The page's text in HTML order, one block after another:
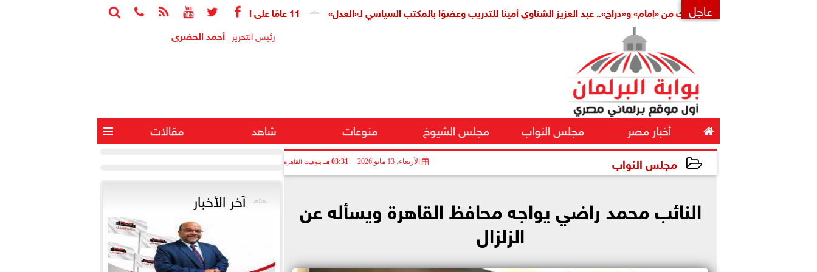





 عاجل 11 عامًا على افتتاح قناة السويس الجديدة.. النائبة مروة قنصوة: رؤية الدولة حولت الممر الملاحي إلى مركز اقتصادي عالمي بتكليف مشترك من «إمام» و«دراج».. عبد العزيز الشناوي أمينًا للتدريب وعضوًا بالمكتب السياسي لـ«العدل»
رئيس التحرير أحمد الحضرى
 أخبار مصر مجلس النواب مجلس الشيوخ منوعات شاهد مقالات 
مجلس النواب الأربعاء، 13 مايو 2026 03:31 مـ بتوقيت القاهرة
النائب محمد راضي يواجه محافظ القاهرة ويسأله عن
الزلزال
آخر الأخبار